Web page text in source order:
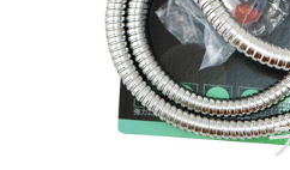
５．嚴禁一人註冊多個帳號或使用他人
恩沛科技股份有限公司將有權停止該用